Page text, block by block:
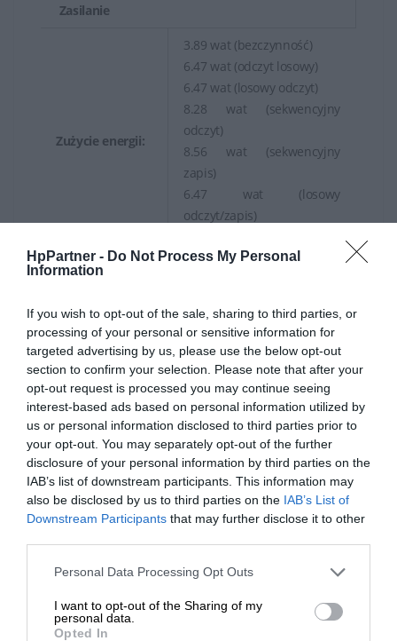
HpPartner - Do Not Process My Personal
Information
If you wish to opt-out of the sale, sharing to third parties, or
processing of your personal or sensitive information for
targeted advertising by us, please use the below opt-out
section to confirm your selection. Please note that after your
opt-out request is processed you may continue seeing
interest-based ads based on personal information utilized by
us or personal information disclosed to third parties prior to
your opt-out. You may separately opt-out of the further
disclosure of your personal information by third parties on the
IAB’s list of downstream participants. This information may
also be disclosed by us to third parties on the IAB’s List of
Downstream Participants that may further disclose it to other
Personal Data Processing Opt Outs
I want to opt-out of the Sharing of my
personal data.
Opted In
Zasilanie
Zużycie energii:
3.89 wat (bezczynność)
6.47 wat (odczyt losowy)
6.47 wat (losowy odczyt)
8.28 wat (sekwencyjny
odczyt)
8.56 wat (sekwencyjny
zapis)
6.47 wat (losowy
odczyt/zapis)
Gwarancja producenta
Obsługa i
wsparcie:
Gwarancja ograniczona - 3
lata
Informacja o kompatybilnosci
HPE ProLiant DL360 Gen10
32TB Performance Server
for Cohesity DataPlatform
(2,5"), DL360 Gen10 77TB
Performance Server for
Cohesity DataPlatform
(2,5"), DL360 Gen10 All
Flash Server for Datera
(2,5"), DL360 Gen10 All
DL360 Gen10 Compute